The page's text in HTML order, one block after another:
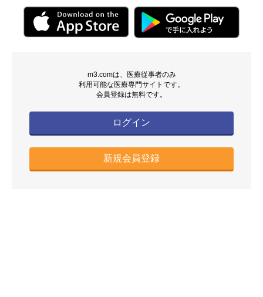
m3.comは、医療従事者のみ
利用可能な医療専門サイトです。
会員登録は無料です。
ログイン
新規会員登録